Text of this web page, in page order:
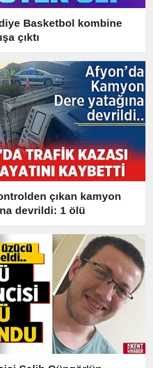
Basketbol kombine
çıktı
çıkan kamyon
devrildi: 1 ölü